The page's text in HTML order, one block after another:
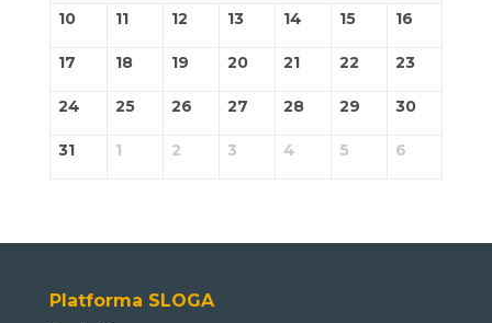
10 11 12 13 14 15 16
17 18 19 20 21 22 23
24 25 26 27 28 29 30
31 1 2 3 4 5 6
Platforma SLOGA